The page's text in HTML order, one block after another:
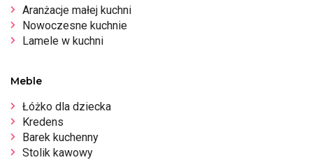
Aranżacje małej kuchni
Nowoczesne kuchnie
Lamele w kuchni
Meble
Łóżko dla dziecka
Kredens
Barek kuchenny
Stolik kawowy